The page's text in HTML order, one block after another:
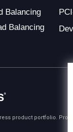
Balancing
Balancing
product portfolio.